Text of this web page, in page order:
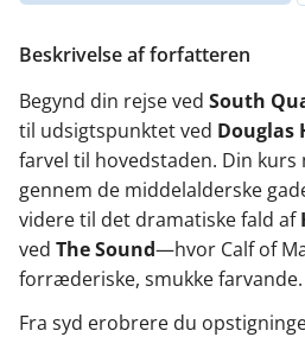
Beskrivelse af forfatteren
Begynd din rejse ved South
til udsigtspunktet ved Douglas
farvel til hovedstaden. Din
gennem de middelalderske
videre til det dramatiske fald af
ved The Sound—hvor Calf of
forræderiske, smukke farvande.
Fra syd erobrere du